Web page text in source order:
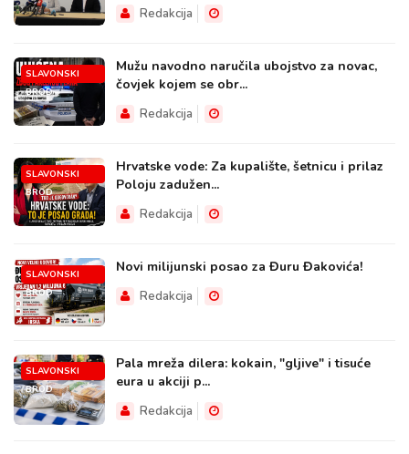
Redakcija
SLAVONSKI
BROD
Mužu navodno naručila ubojstvo za novac,
čovjek kojem se obr...
Redakcija
SLAVONSKI
BROD
Hrvatske vode: Za kupalište, šetnicu i prilaz
Poloju zadužen...
Redakcija
SLAVONSKI
BROD
Novi milijunski posao za Đuru Đakovića!
Redakcija
SLAVONSKI
BROD
Pala mreža dilera: kokain, "gljive" i tisuće
eura u akciji p...
Redakcija